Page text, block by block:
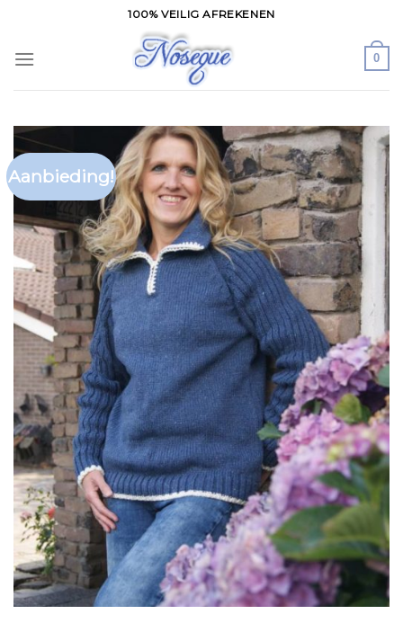
content
100% VEILIG AFREKENEN
0
Aanbieding!